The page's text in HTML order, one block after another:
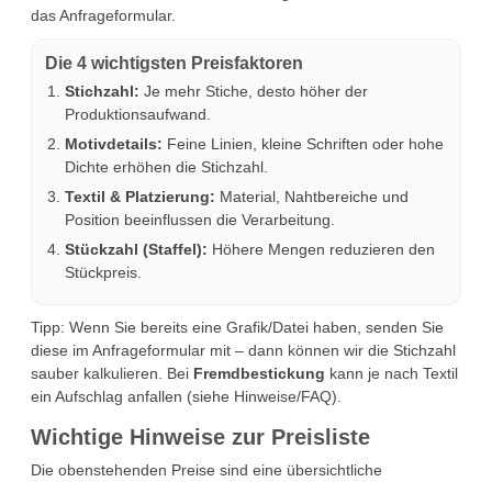
das Anfrageformular.
Die 4 wichtigsten Preisfaktoren
Stichzahl: Je mehr Stiche, desto höher der
Produktionsaufwand.
Motivdetails: Feine Linien, kleine Schriften oder hohe
Dichte erhöhen die Stichzahl.
Textil & Platzierung: Material, Nahtbereiche und
Position beeinflussen die Verarbeitung.
Stückzahl (Staffel): Höhere Mengen reduzieren den
Stückpreis.
Tipp: Wenn Sie bereits eine Grafik/Datei haben, senden Sie
diese im Anfrageformular mit – dann können wir die Stichzahl
sauber kalkulieren. Bei Fremdbestickung kann je nach Textil
ein Aufschlag anfallen (siehe Hinweise/FAQ).
Wichtige Hinweise zur Preisliste
Die obenstehenden Preise sind eine übersichtliche